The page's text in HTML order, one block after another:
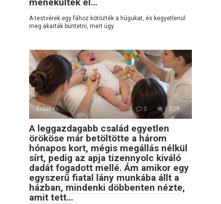
menekültek el…
A testvérek egy fához kötözték a húgukat, és kegyetlenül
meg akarták büntetni, mert úgy
Érdekes 0 1 329
A leggazdagabb család egyetlen
örököse már betöltötte a három
hónapos kort, mégis megállás nélkül
sírt, pedig az apja tizennyolc kiváló
dadát fogadott mellé. Ám amikor egy
egyszerű fiatal lány munkába állt a
házban, mindenki döbbenten nézte,
amit tett…